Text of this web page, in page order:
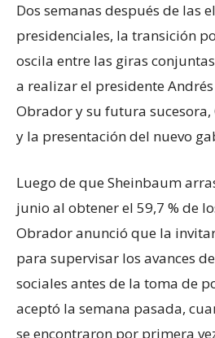
Dos semanas después de las
presidenciales, la transición
oscila entre las giras
a realizar el presidente
Obrador y su futura
y la presentación del nuevo
Luego de que Sheinbaum
junio al obtener el 59,7 % de
Obrador anunció que la
para supervisar los avances
sociales antes de la toma de
aceptó la semana pasada,
se encontraron por primera